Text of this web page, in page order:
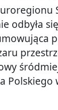
odbyła się
Polskiego